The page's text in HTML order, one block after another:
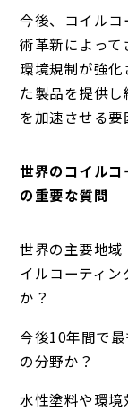
今後、コイル
術革新によって
環境規制が強
た製品を提供
を加速させる要
世界のコイル
の重要な質問
世界の主要地域
イルコーティ
か？
今後10年間で
の分野か？
水性塗料や環